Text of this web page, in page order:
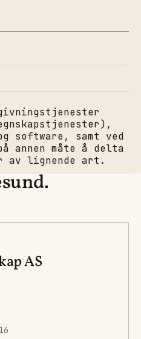
software, samt ved
annen måte å delta
av lignende art.
AS